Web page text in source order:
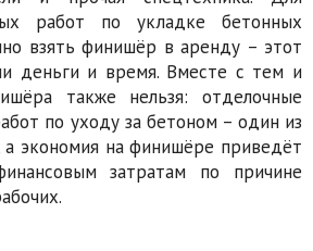
работ по укладке бетонных
взять финишёр в аренду – этот
деньги и время. Вместе с тем и
также нельзя: отделочные
по уходу за бетоном – один из
экономия на финишёре приведёт
затратам по причине